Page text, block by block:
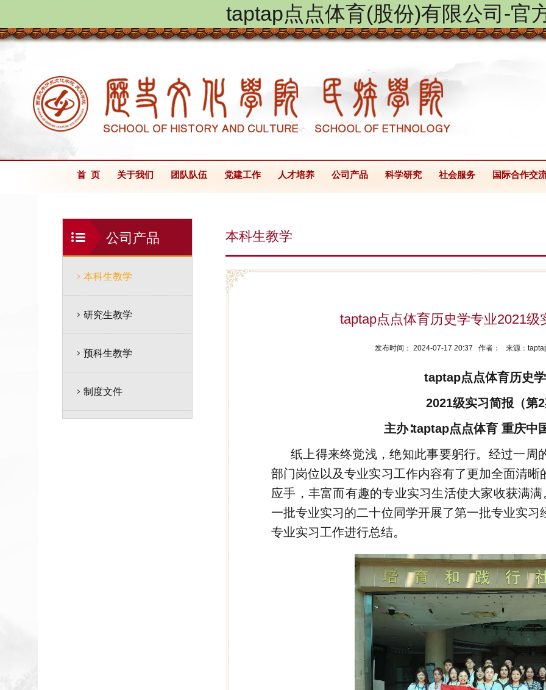
taptap点点体育(股份)有限公司-官
首 页 关于我们 团队队伍 党建工作 人才培养 公司产品 科学研究 社会服务 国际合作交
公司产品
本科生教学
研究生教学
预科生教学
制度文件
本科生教学
taptap点点体育历史学专业2021级
发布时间： 2024-07-17 20:37 作者： 来源：
taptap点点体育历史
2021级实习简报（第
主办∶taptap点点体育 重庆中
纸上得来终觉浅，绝知此事要躬行。经过一周
部门岗位以及专业实习工作内容有了更加全面清
应手，丰富而有趣的专业实习生活使大家收获满
一批专业实习的二十位同学开展了第一批专业实
专业实习工作进行总结。